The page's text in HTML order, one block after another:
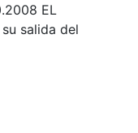
EL
salida del